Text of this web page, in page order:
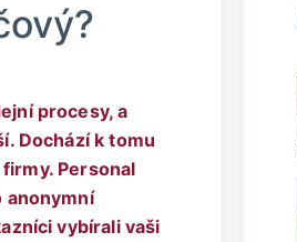
procesy, a
Dochází k tomu
Personal
anonymní
vybírali vaši